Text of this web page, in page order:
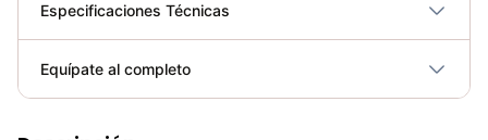
Especificaciones Técnicas
Plegable No
Equípate al completo